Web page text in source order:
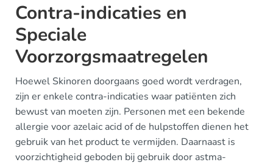
Contra-indicaties en
Speciale
Voorzorgsmaatregelen
Hoewel Skinoren doorgaans goed wordt verdragen,
zijn er enkele contra-indicaties waar patiënten zich
bewust van moeten zijn. Personen met een bekende
allergie voor azelaic acid of de hulpstoffen dienen het
gebruik van het product te vermijden. Daarnaast is
voorzichtigheid geboden bij gebruik door astma-